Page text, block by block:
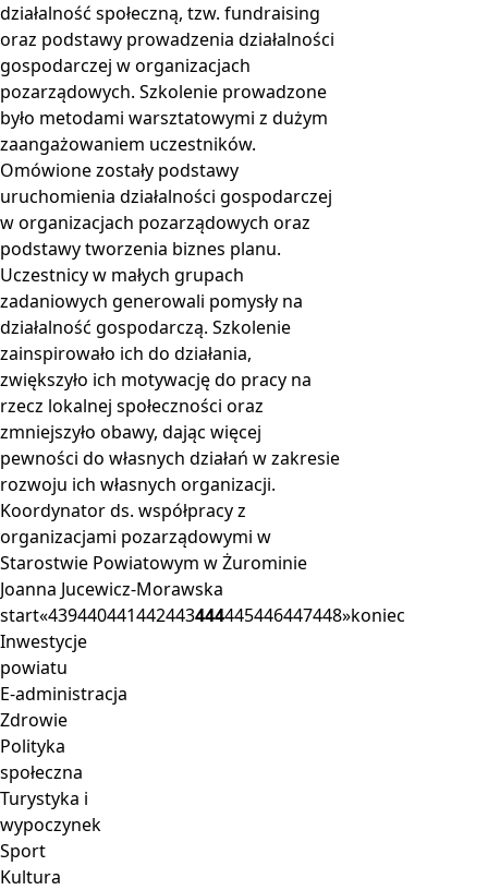
działalność społeczną, tzw. fundraising
oraz podstawy prowadzenia działalności
gospodarczej w organizacjach
pozarządowych. Szkolenie prowadzone
było metodami warsztatowymi z dużym
zaangażowaniem uczestników.
Omówione zostały podstawy
uruchomienia działalności gospodarczej
w organizacjach pozarządowych oraz
podstawy tworzenia biznes planu.
Uczestnicy w małych grupach
zadaniowych generowali pomysły na
działalność gospodarczą. Szkolenie
zainspirowało ich do działania,
zwiększyło ich motywację do pracy na
rzecz lokalnej społeczności oraz
zmniejszyło obawy, dając więcej
pewności do własnych działań w zakresie
rozwoju ich własnych organizacji.
Koordynator ds. współpracy z
organizacjami pozarządowymi w
Starostwie Powiatowym w Żurominie
Joanna Jucewicz-Morawska
start«439440441442443444445446447448»koniec
Inwestycje
powiatu
E-administracja
Zdrowie
Polityka
społeczna
Turystyka i
wypoczynek
Sport
Kultura